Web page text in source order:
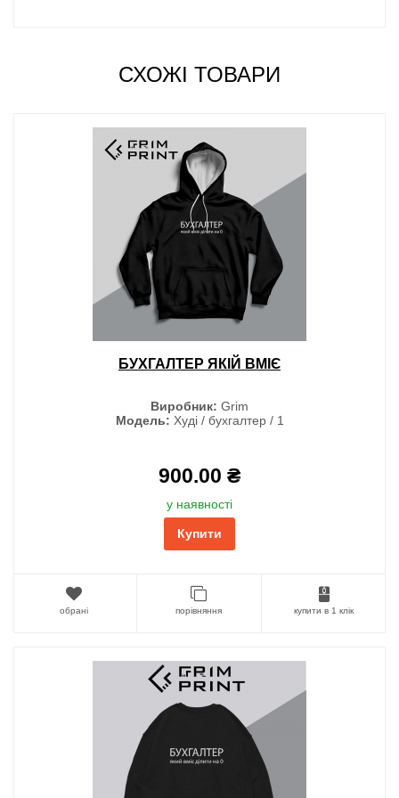
СХОЖІ ТОВАРИ
БУХГАЛТЕР ЯКІЙ ВМІЄ
Виробник: Grim
Модель: Худі / бухгалтер / 1
900.00 ₴
у наявності
Купити
обрані порівняння купити в 1 клік